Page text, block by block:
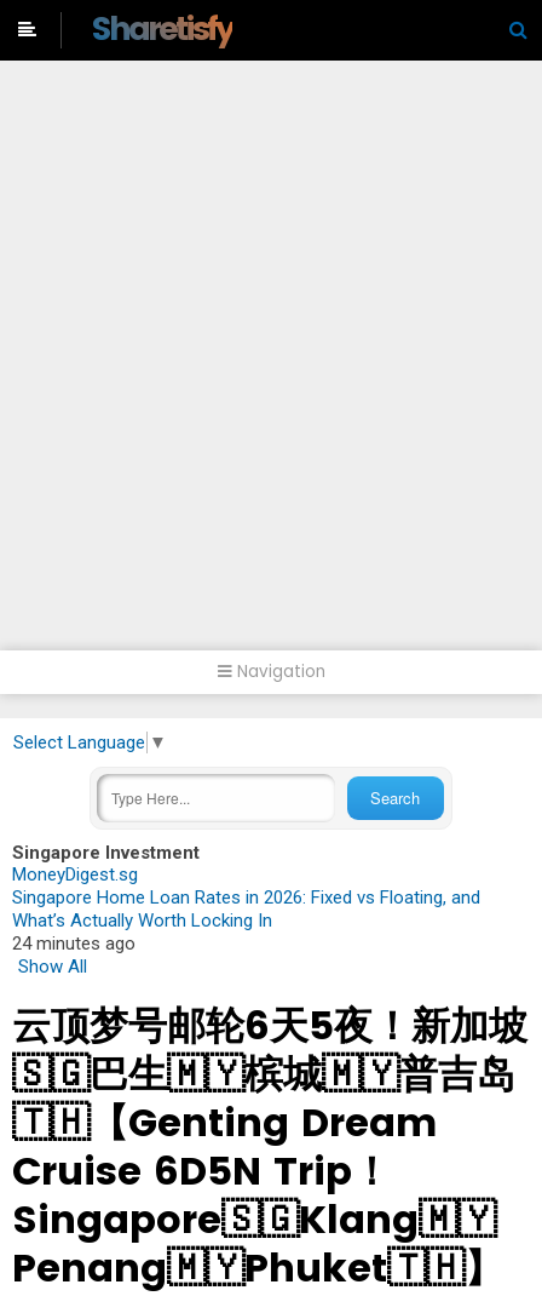
Sharetisfy
Navigation
Select Language ▼
Singapore Investment
MoneyDigest.sg
Singapore Home Loan Rates in 2026: Fixed vs Floating, and
What’s Actually Worth Locking In
24 minutes ago
Show All
云顶梦号邮轮6天5夜！新加坡
🇸🇬巴生🇲🇾槟城🇲🇾普吉岛
🇹🇭【Genting Dream
Cruise 6D5N Trip！
Singapore🇸🇬Klang🇲🇾
Penang🇲🇾Phuket🇹🇭】